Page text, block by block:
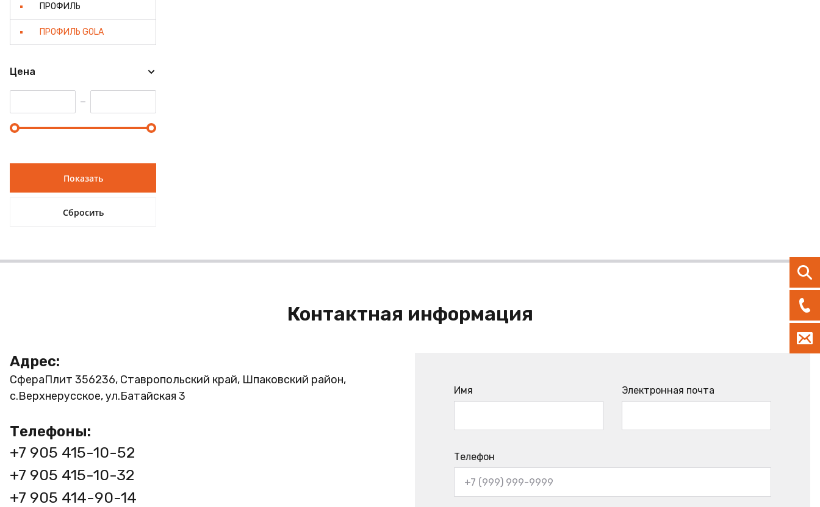
ПРОФИЛЬ
ПРОФИЛЬ GOLA
Цена
Контактная информация
Адрес:
СфераПлит 356236, Ставропольский край, Шпаковский район,
с.Верхнерусское, ул.Батайская 3
Телефоны:
+7 905 415-10-52
+7 905 415-10-32
+7 905 414-90-14
Имя Электронная почта
Телефон